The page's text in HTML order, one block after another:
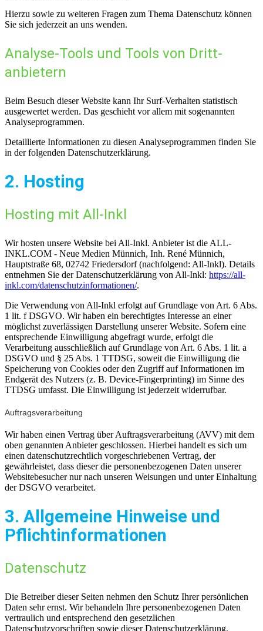
Hierzu sowie zu weiteren Fragen zum Thema Datenschutz können
Sie sich jederzeit an uns wenden.
Analyse-Tools und Tools von Dritt­
anbietern
Beim Besuch dieser Website kann Ihr Surf-Verhalten statistisch
ausgewertet werden. Das geschieht vor allem mit sogenannten
Analyseprogrammen.
Detaillierte Informationen zu diesen Analyseprogrammen finden Sie
in der folgenden Datenschutzerklärung.
2. Hosting
Hosting mit All-Inkl
Wir hosten unsere Website bei All-Inkl. Anbieter ist die ALL-
INKL.COM - Neue Medien Münnich, Inh. René Münnich,
Hauptstraße 68, 02742 Friedersdorf (nachfolgend: All-Inkl). Details
entnehmen Sie der Datenschutzerklärung von All-Inkl: https://all-
inkl.com/datenschutzinformationen/.
Die Verwendung von All-Inkl erfolgt auf Grundlage von Art. 6 Abs.
1 lit. f DSGVO. Wir haben ein berechtigtes Interesse an einer
möglichst zuverlässigen Darstellung unserer Website. Sofern eine
entsprechende Einwilligung abgefragt wurde, erfolgt die
Verarbeitung ausschließlich auf Grundlage von Art. 6 Abs. 1 lit. a
DSGVO und § 25 Abs. 1 TTDSG, soweit die Einwilligung die
Speicherung von Cookies oder den Zugriff auf Informationen im
Endgerät des Nutzers (z. B. Device-Fingerprinting) im Sinne des
TTDSG umfasst. Die Einwilligung ist jederzeit widerrufbar.
Auftragsverarbeitung
Wir haben einen Vertrag über Auftragsverarbeitung (AVV) mit dem
oben genannten Anbieter geschlossen. Hierbei handelt es sich um
einen datenschutzrechtlich vorgeschriebenen Vertrag, der
gewährleistet, dass dieser die personenbezogenen Daten unserer
Websitebesucher nur nach unseren Weisungen und unter Einhaltung
der DSGVO verarbeitet.
3. Allgemeine Hinweise und
Pflicht­informationen
Datenschutz
Die Betreiber dieser Seiten nehmen den Schutz Ihrer persönlichen
Daten sehr ernst. Wir behandeln Ihre personenbezogenen Daten
vertraulich und entsprechend den gesetzlichen
Datenschutzvorschriften sowie dieser Datenschutzerklärung.